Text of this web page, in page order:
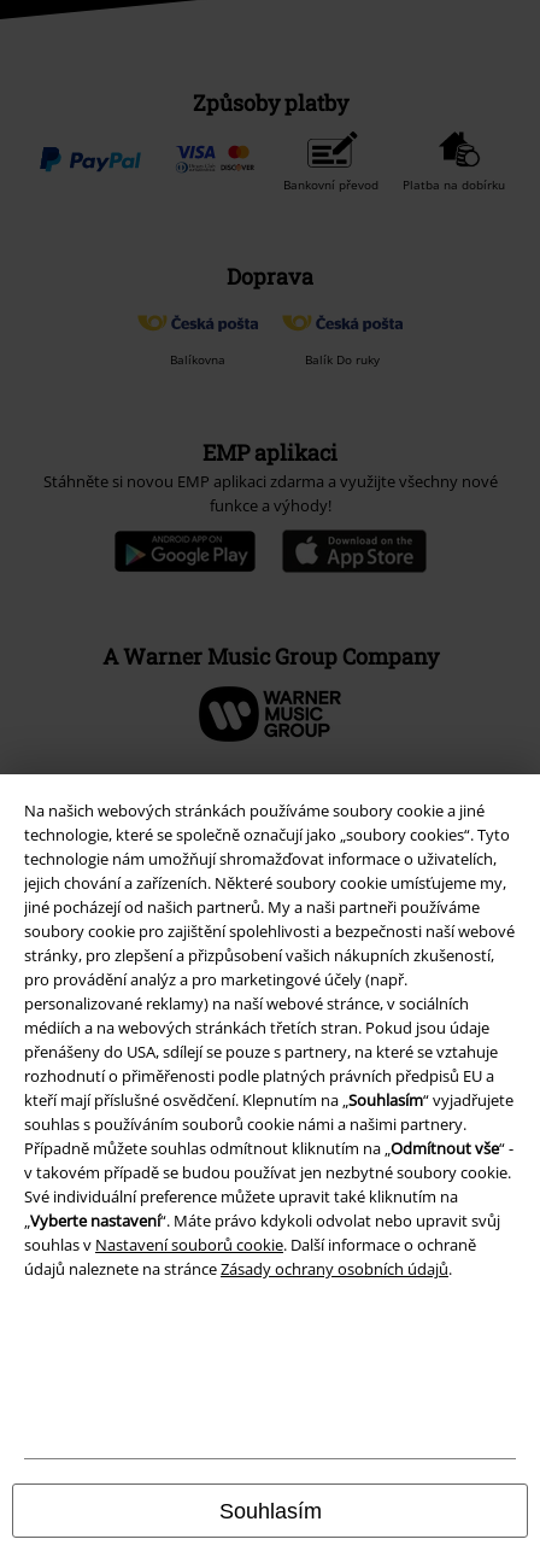
Na našich webových stránkách používáme soubory cookie a jiné
technologie, které se společně označují jako „soubory cookies“. Tyto
technologie nám umožňují shromažďovat informace o uživatelích,
jejich chování a zařízeních. Některé soubory cookie umísťujeme my,
jiné pocházejí od našich partnerů. My a naši partneři používáme
soubory cookie pro zajištění spolehlivosti a bezpečnosti naší webové
stránky, pro zlepšení a přizpůsobení vašich nákupních zkušeností,
pro provádění analýz a pro marketingové účely (např.
personalizované reklamy) na naší webové stránce, v sociálních
médiích a na webových stránkách třetích stran. Pokud jsou údaje
přenášeny do USA, sdílejí se pouze s partnery, na které se vztahuje
rozhodnutí o přiměřenosti podle platných právních předpisů EU a
kteří mají příslušné osvědčení. Klepnutím na „ Souhlasím“ vyjadřujete
souhlas s používáním souborů cookie námi a našimi partnery.
Případně můžete souhlas odmítnout kliknutím na „ Odmítnout vše“ -
v takovém případě se budou používat jen nezbytné soubory cookie.
Své individuální preference můžete upravit také kliknutím na
Vyberte nastavení“. Máte právo kdykoli odvolat nebo upravit svůj
souhlas v Nastavení souborů cookie. Další informace o ochraně
údajů naleznete na stránceZásady ochrany osobních údajů.
Souhlasím
Způsoby platby
Bankovní převod Platba na dobírku
Doprava
Balíkovna Balík Do ruky
EMP aplikaci
Stáhněte si novou EMP aplikaci zdarma a využijte všechny nové
funkce a výhody!
A Warner Music Group Company
Právní informace
Podmínky
Prohlášení
Ochrana osobních údajů
Likvidace odpadu a ochrana životního prostředí
Prohlášení o shodě
Všechny ceny jsou včetně DPH, bezpoštovného a balného
© 1986-2026 EMP Merchandising